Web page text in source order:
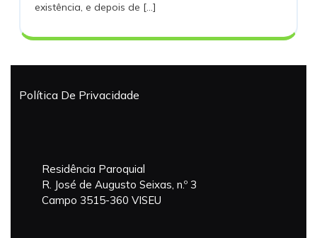
existência, e depois de [...]
Política De Privacidade
Residência Paroquial
R. José de Augusto Seixas, n.º 3
Campo 3515-360 VISEU